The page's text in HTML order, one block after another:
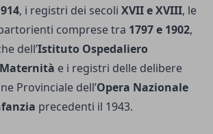
, i registri dei secoli XVII e XVIII, le
comprese tra 1797 e 1902,
dell’Istituto Ospedaliero
e i registri delle delibere
Provinciale dell’Opera Nazionale
precedenti il 1943.